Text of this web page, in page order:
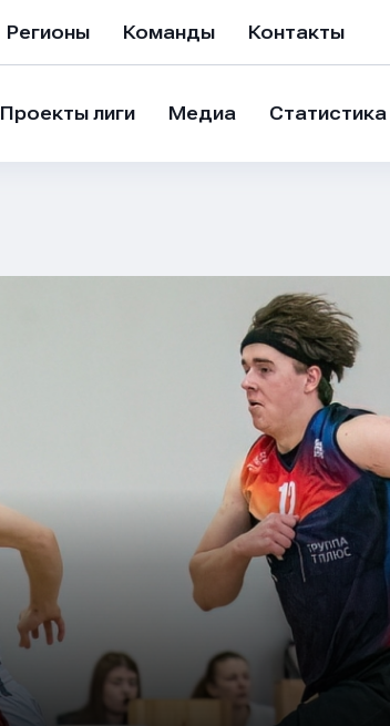
Регионы Команды Контакты
Проекты лиги Медиа Статистика